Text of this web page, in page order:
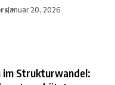
Januar 20, 2026
im Strukturwandel: